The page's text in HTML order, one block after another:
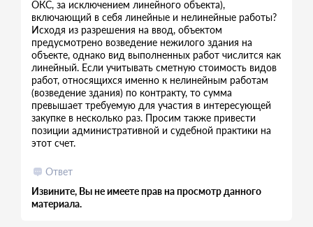
ОКС, за исключением линейного объекта),
включающий в себя линейные и нелинейные работы?
Исходя из разрешения на ввод, объектом
предусмотрено возведение нежилого здания на
объекте, однако вид выполненных работ числится как
линейный. Если учитывать сметную стоимость видов
работ, относящихся именно к нелинейным работам
(возведение здания) по контракту, то сумма
превышает требуемую для участия в интересующей
закупке в несколько раз. Просим также привести
позиции административной и судебной практики на
этот счет.
Ответ
Извините, Вы не имеете прав на просмотр данного
материала.